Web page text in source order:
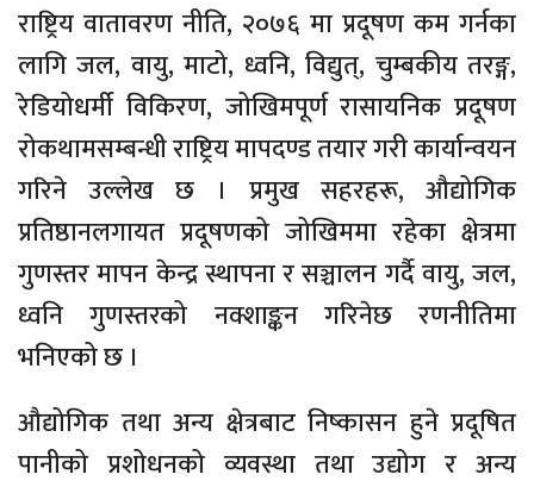
राष्ट्रिय वातावरण नीति, २०७६ मा प्रदूषण कम गर्नका
लागि जल, वायु, माटो, ध्वनि, विद्युत्, चुम्बकीय तरङ्ग,
रेडियोधर्मी विकिरण, जोखिमपूर्ण रासायनिक प्रदूषण
रोकथामसम्बन्धी राष्ट्रिय मापदण्ड तयार गरी कार्यान्वयन
गरिने उल्लेख छ । प्रमुख सहरहरू, औद्योगिक
प्रतिष्ठानलगायत प्रदूषणको जोखिममा रहेका क्षेत्रमा
गुणस्तर मापन केन्द्र स्थापना र सञ्चालन गर्दै वायु, जल,
ध्वनि गुणस्तरको नक्शाङ्कन गरिनेछ रणनीतिमा
भनिएको छ ।
औद्योगिक तथा अन्य क्षेत्रबाट निष्कासन हुने प्रदूषित
पानीको प्रशोधनको व्यवस्था तथा उद्योग र अन्य